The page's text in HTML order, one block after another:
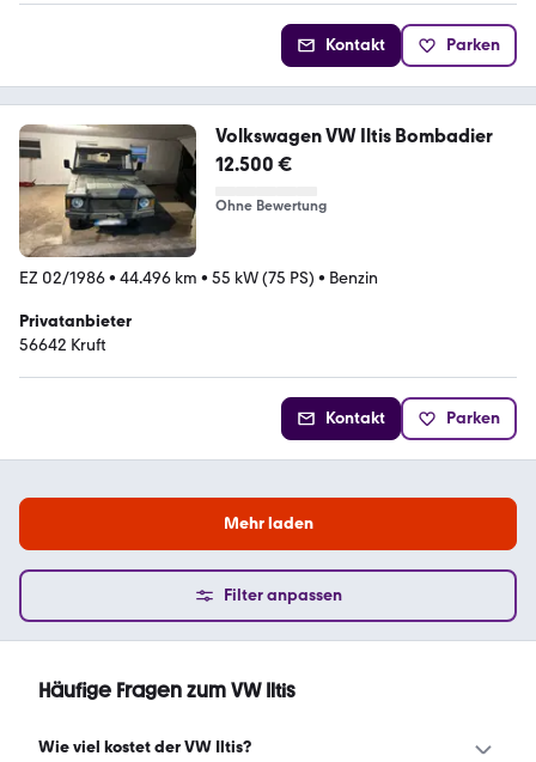
Kontakt Parken
Volkswagen VW Iltis Bombadier
12.500 €
Ohne Bewertung
EZ 02/1986• 44.496 km • 55 kW (75 PS) • Benzin
Privatanbieter
56642 Kruft
Kontakt Parken
Mehr laden
Filter anpassen
Häufige Fragen zum VW Iltis
Wie viel kostet der VW Iltis?